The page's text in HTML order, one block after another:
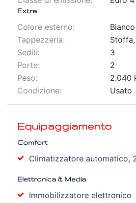
Extra
Colore esterno:
Tappezzeria:
Sedili:
3
Porte:
2
Peso:
2.040
Condizione:
Usato
Equipaggiamento
Comfort
Climatizzatore automatico,
Elettronica & Media
Immobilizzatore elettronico